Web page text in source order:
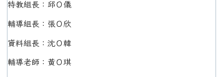
特教組長：邱Ｏ儀
輔導組長：張Ｏ欣
資料組長：沈Ｏ韓
輔導老師：黃Ｏ琪